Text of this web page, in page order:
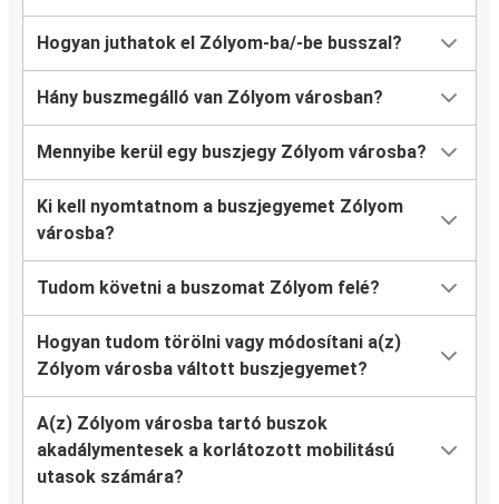
Hogyan juthatok el Zólyom-ba/-be busszal?
Hány buszmegálló van Zólyom városban?
Mennyibe kerül egy buszjegy Zólyom városba?
Ki kell nyomtatnom a buszjegyemet Zólyom
városba?
Tudom követni a buszomat Zólyom felé?
Hogyan tudom törölni vagy módosítani a(z)
Zólyom városba váltott buszjegyemet?
A(z) Zólyom városba tartó buszok
akadálymentesek a korlátozott mobilitású
utasok számára?